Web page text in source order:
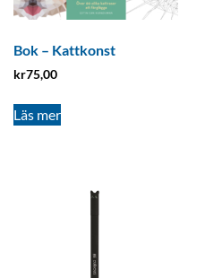
Bok – Kattkonst
kr75,00
Läs mer